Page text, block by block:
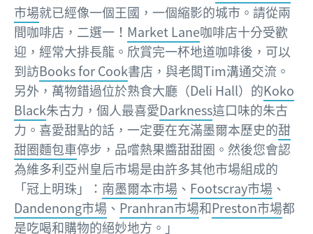
市場就已經像一個王國，一個縮影的城市。請從兩
間咖啡店，二選一！ Market Lane咖啡店十分受歡
迎，經常大排長龍。欣賞完一杯地道咖啡後，可以
到訪Books for Cook書店，與老闆Tim溝通交流。
另外，萬物錯過位於熟食大廳（Deli Hall）的Koko
Black朱古力，個人最喜愛Darkness這口味的朱古
力。喜愛甜點的話，一定要在充滿墨爾本歷史的甜
甜圈麵包車停步，品嚐熱果醬甜甜圈。然後您會認
為維多利亞州皇后市場是由許多其他市場組成的
「冠上明珠」： 南墨爾本市場 、 Footscray市場 、
Dandenong市場 、 Pranhran市場和Preston市場都
是吃喝和購物的絕妙地方。」